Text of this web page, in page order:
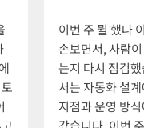
이번 주 뭘 했나
손보면서, 사람
는지 다시 점검
서는 자동화 설
지점과 운영 방